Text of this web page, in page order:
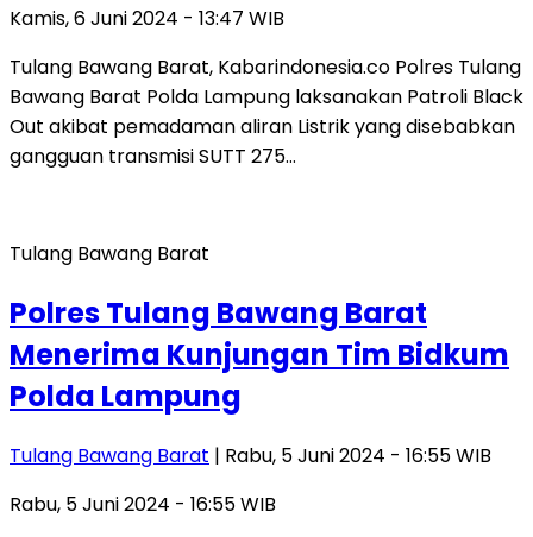
Kamis, 6 Juni 2024 - 13:47 WIB
Tulang Bawang Barat, Kabarindonesia.co Polres Tulang
Bawang Barat Polda Lampung laksanakan Patroli Black
Out akibat pemadaman aliran Listrik yang disebabkan
gangguan transmisi SUTT 275…
Tulang Bawang Barat
Polres Tulang Bawang Barat
Menerima Kunjungan Tim Bidkum
Polda Lampung
Tulang Bawang Barat | Rabu, 5 Juni 2024 - 16:55 WIB
Rabu, 5 Juni 2024 - 16:55 WIB